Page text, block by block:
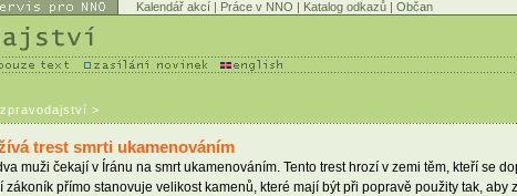
Kalendář akcí | Práce v NNO | Katalog odkazů | Občan
>
trest smrti ukamenováním
muži čekají v Íránu na smrt ukamenováním. Tento trest hrozí v zemi těm, kteří se
zákoník přímo stanovuje velikost kamenů, které mají být při popravě použity tak,